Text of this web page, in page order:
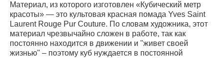
Материал, из которого изготовлен «Кубический метр
красоты» — это культовая красная помада Yves Saint
Laurent Rouge Pur Couture. По словам художника, этот
материал чрезвычайно сложен в работе, так как
постоянно находится в движении и "живет своей
жизнью" – поэтому куб нуждается в постоянной